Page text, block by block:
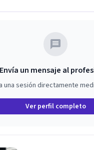
Envía un mensaje al
una sesión directamente
Ver perfil completo